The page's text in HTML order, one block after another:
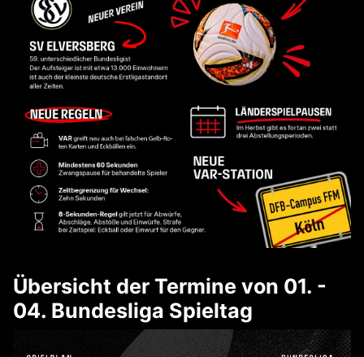
Übersicht der Termine von 01. -
04. Bundesliga Spieltag